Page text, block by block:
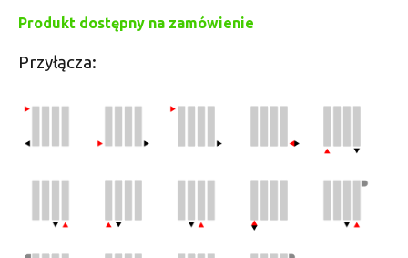
Produkt dostępny na zamówienie
Przyłącza: